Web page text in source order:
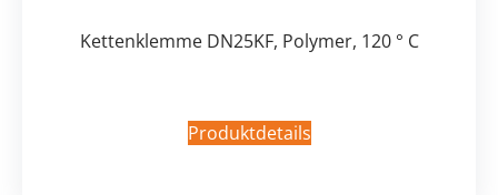
Kettenklemme DN25KF, Polymer, 120 ° C
Produktdetails